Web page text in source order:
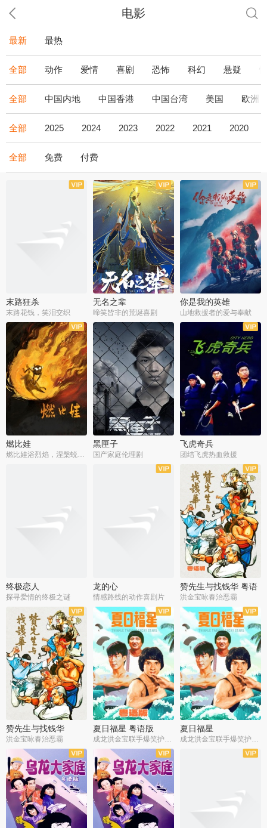
电影
最新 最热
全部 动作 爱情 喜剧 恐怖 科幻 悬疑
全部 中国内地 中国香港 中国台湾 美国 欧洲
全部 2025 2024 2023 2022 2021 2020
全部 免费 付费
末路狂杀
末路花钱，笑泪交织
无名之辈
啼笑皆非的荒诞喜剧
你是我的英雄
山地救援者的爱与奉献
燃比娃
燃比娃浴烈焰，涅槃蜕变成人
黑匣子
国产家庭伦理剧
飞虎奇兵
团结飞虎热血救援
终极恋人
探寻爱情的终极之谜
龙的心
情感路线的动作喜剧片
赞先生与找钱华 粤语
版
洪金宝咏春治恶霸
赞先生与找钱华
洪金宝咏春治恶霸
夏日福星 粤语版
成龙洪金宝联手爆笑护美女
夏日福星
成龙洪金宝联手爆笑护美女